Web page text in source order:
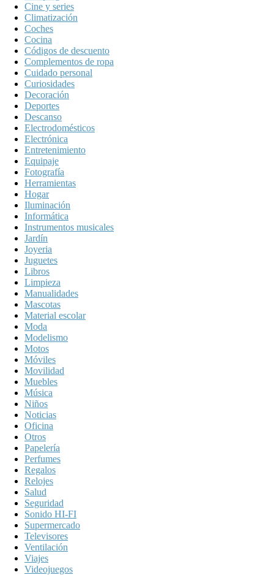
Cine y series
Climatización
Coches
Cocina
Códigos de descuento
Complementos de ropa
Cuidado personal
Curiosidades
Decoración
Deportes
Descanso
Electrodomésticos
Electrónica
Entretenimiento
Equipaje
Fotografía
Herramientas
Hogar
Iluminación
Informática
Instrumentos musicales
Jardín
Joyeria
Juguetes
Libros
Limpieza
Manualidades
Mascotas
Material escolar
Moda
Modelismo
Motos
Móviles
Movilidad
Muebles
Música
Niños
Noticias
Oficina
Otros
Papelería
Perfumes
Regalos
Relojes
Salud
Seguridad
Sonido HI-FI
Supermercado
Televisores
Ventilación
Viajes
Videojuegos